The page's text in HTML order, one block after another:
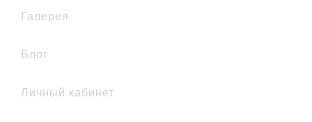
галерея
Блог
Личный кабинет